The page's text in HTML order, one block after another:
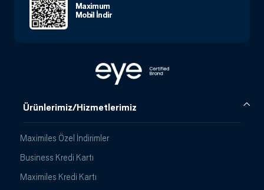
Ürünlerimiz/Hizmetlerimiz
Maximiles Özel İndirimler
Business Kredi Kartı
Maximiles Kredi Kartı
Maximum
Mobil İndir